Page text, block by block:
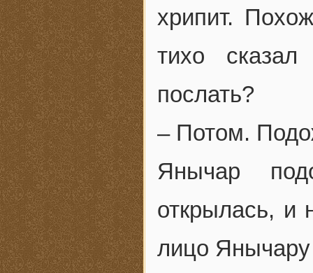
хрипит.
тихо
послать?
– Потом.
Янычар
открылась, и
лицо Янычару